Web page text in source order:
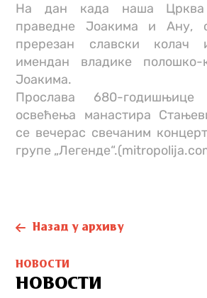
На дан када наша Црква
праведне Јоакима и Ану,
пререзан славски колач
имендан владике полошко-
Јоакима.
Прослава 680-
освећења манастира
се вечерас свечаним
групе
Назад у архиву
НОВОСТИ
НОВОСТИ